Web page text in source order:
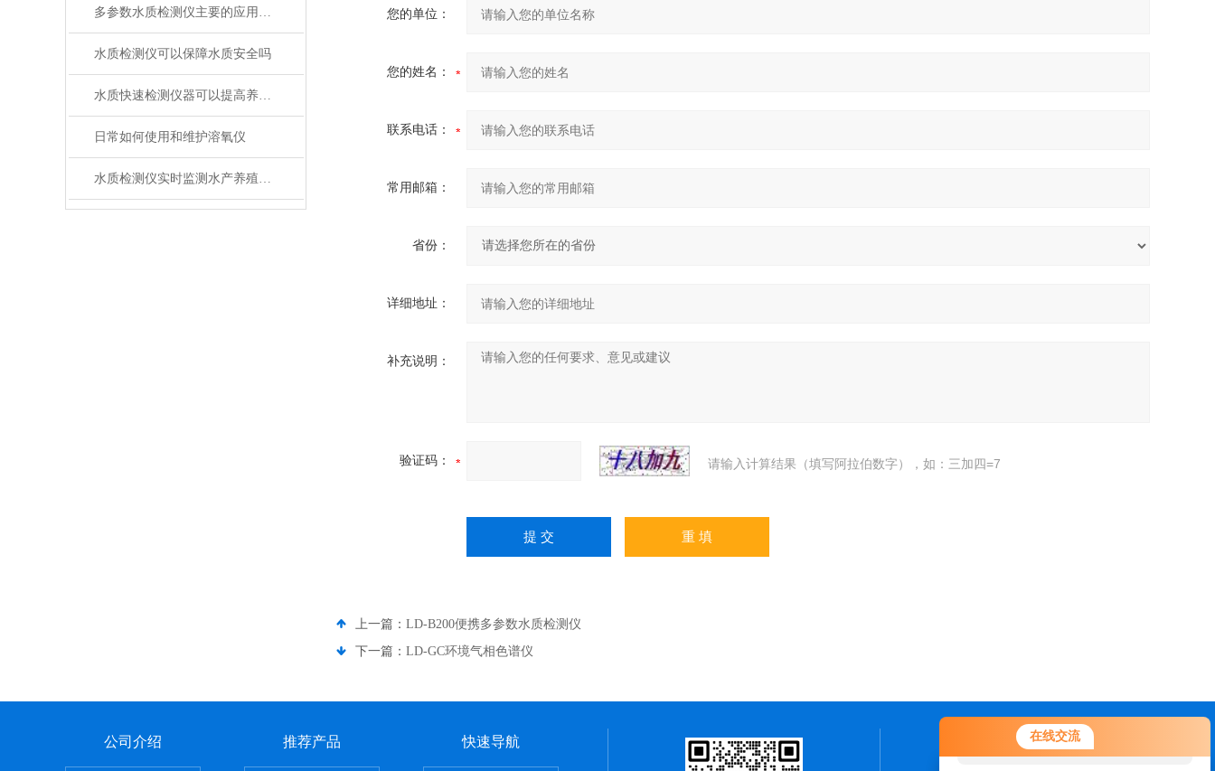
在线交流
您好！欢迎前来咨询，很高兴为您
服务，请问您要咨询什么问题呢？
多参数水质检测仪主要的应用场景
水质检测仪可以保障水质安全吗
水质快速检测仪器可以提高养殖效率吗
日常如何使用和维护溶氧仪
水质检测仪实时监测水产养殖水质
您的单位：
您的姓名：
联系电话：
常用邮箱：
省份：
详细地址：
补充说明：
验证码： 请输入计算结果（填写阿拉伯数字），如：三加四=7
上一篇： LD-B200便携多参数水质检测仪
下一篇： LD-GC环境气相色谱仪
公司介绍 推荐产品 快速导航
联系我们